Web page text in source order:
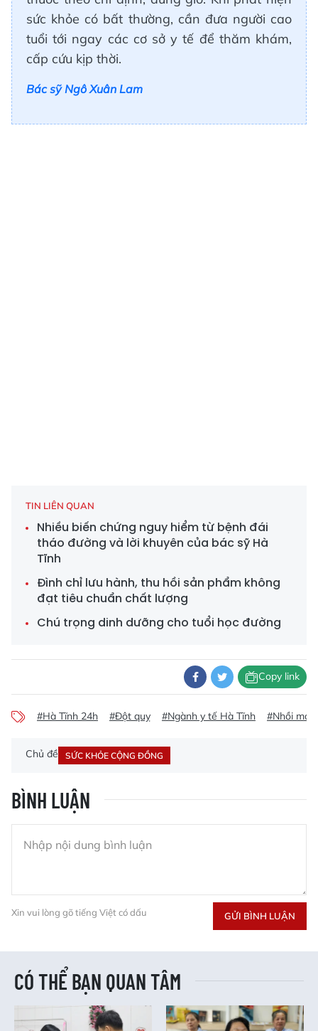
sức khỏe có bất thường, cần đưa người cao
tuổi tới ngay các cơ sở y tế để thăm khám,
cấp cứu kịp thời.
Bác sỹ Ngô Xuân Lam
TIN LIÊN QUAN
Nhiều biến chứng nguy hiểm từ bệnh đái
tháo đường và lời khuyên của bác sỹ Hà
Tĩnh
Đình chỉ lưu hành, thu hồi sản phẩm không
đạt tiêu chuẩn chất lượng
Chú trọng dinh dưỡng cho tuổi học đường
Copy link
#Hà Tĩnh 24h #Đột quỵ #Ngành y tế Hà Tĩnh #Nhồi
Chủ đề SỨC KHỎE CỘNG ĐỒNG
BÌNH LUẬN
Xin vui lòng gõ tiếng Việt có dấu GỬI BÌNH LUẬN
CÓ THỂ BẠN QUAN TÂM